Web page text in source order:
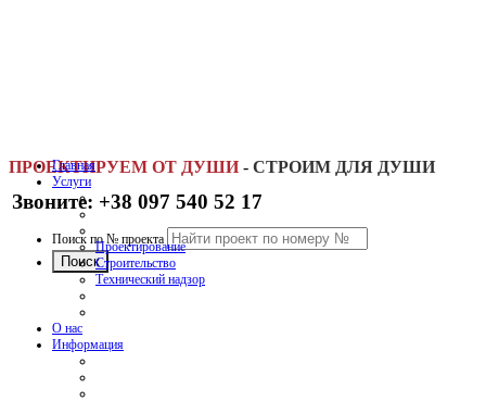
ПРОЕКТИРУЕМ ОТ ДУШИ - СТРОИМ ДЛЯ ДУШИ
Звоните: +38 097 540 52 17
Поиск по № проекта
Главная
Услуги
Проектирование
Строительство
Технический надзор
О нас
Информация